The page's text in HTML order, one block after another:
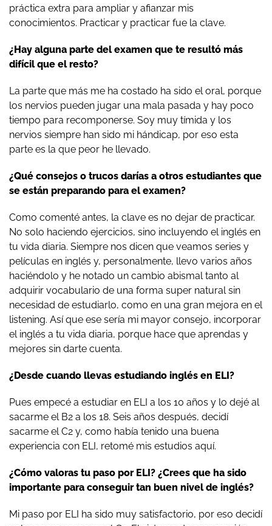
práctica extra para ampliar y afianzar mis
conocimientos. Practicar y practicar fue la clave.
¿Hay alguna parte del examen que te resultó más
difícil que el resto?
La parte que más me ha costado ha sido el oral, porque
los nervios pueden jugar una mala pasada y hay poco
tiempo para recomponerse. Soy muy tímida y los
nervios siempre han sido mi hándicap, por eso esta
parte es la que peor he llevado.
¿Qué consejos o trucos darías a otros estudiantes que
se están preparando para el examen?
Como comenté antes, la clave es no dejar de practicar.
No solo haciendo ejercicios, sino incluyendo el inglés en
tu vida diaria. Siempre nos dicen que veamos series y
películas en inglés y, personalmente, llevo varios años
haciéndolo y he notado un cambio abismal tanto al
adquirir vocabulario de una forma super natural sin
necesidad de estudiarlo, como en una gran mejora en el
listening. Así que ese sería mi mayor consejo, incorporar
el inglés a tu vida diaria, porque hace que aprendas y
mejores sin darte cuenta.
¿Desde cuando llevas estudiando inglés en ELI?
Pues empecé a estudiar en ELI a los 10 años y lo dejé al
sacarme el B2 a los 18. Seis años después, decidí
sacarme el C2 y, como había tenido una buena
experiencia con ELI, retomé mis estudios aquí.
¿Cómo valoras tu paso por ELI? ¿Crees que ha sido
importante para conseguir tan buen nivel de inglés?
Mi paso por ELI ha sido muy satisfactorio, por eso decidí